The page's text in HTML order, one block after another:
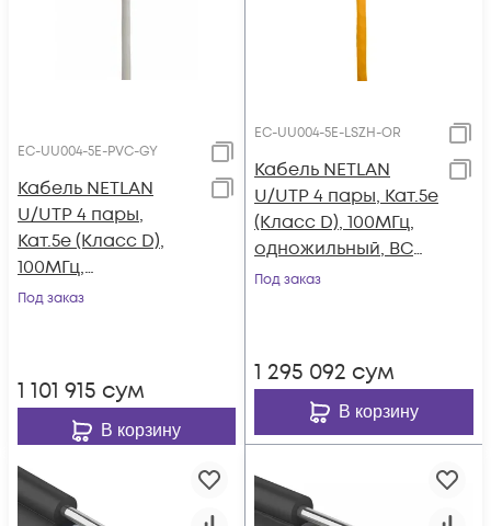
EC-UU004-5E-PVC-GY
Кабель NETLAN
U/UTP 4 пары,
Кат.5e (Класс D),
100МГц,
одножильный, BC
Под заказ
1 101 915 сум
В корзину
EC-UU004-5E-LSZH-OR
Кабель NETLAN
U/UTP 4 пары, Кат.5e
(Класс D), 100МГц,
одножильный, BC
(чистая медь),
Под заказ
1 295 092 сум
В корзину